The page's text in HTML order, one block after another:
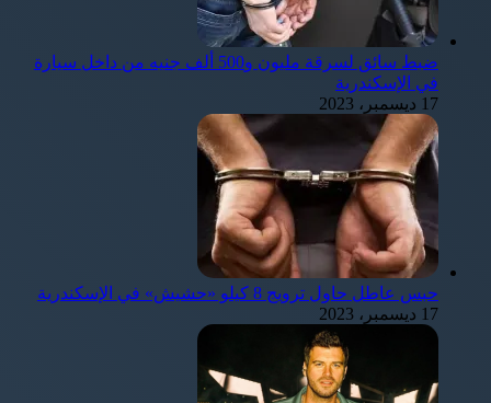
ضبط سائق لسرقة مليون و500 ألف جنيه من داخل سيارة
في الإسكندرية
17 ديسمبر، 2023
حبس عاطل حاول ترويج 8 كيلو «حشيش» في الإسكندرية
17 ديسمبر، 2023